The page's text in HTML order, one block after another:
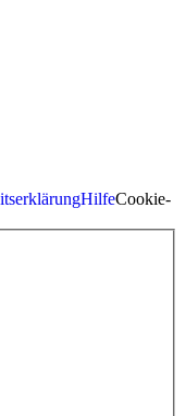
HilfeCookie-